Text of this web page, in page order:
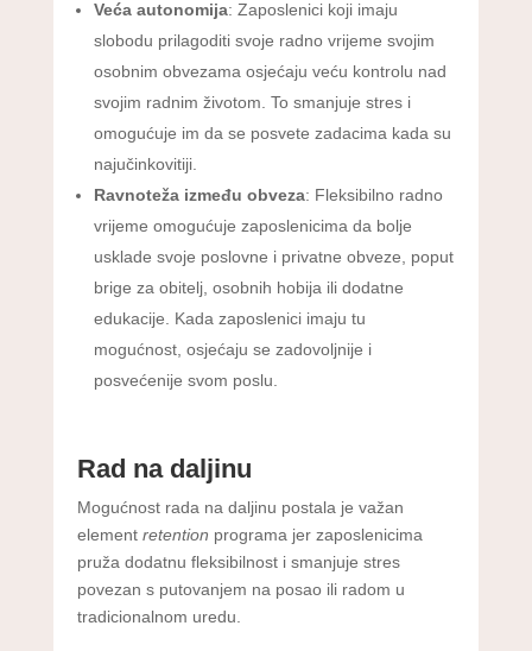
Veća autonomija: Zaposlenici koji imaju
slobodu prilagoditi svoje radno vrijeme svojim
osobnim obvezama osjećaju veću kontrolu nad
svojim radnim životom. To smanjuje stres i
omogućuje im da se posvete zadacima kada su
najučinkovitiji.
Ravnoteža između obveza: Fleksibilno radno
vrijeme omogućuje zaposlenicima da bolje
usklade svoje poslovne i privatne obveze, poput
brige za obitelj, osobnih hobija ili dodatne
edukacije. Kada zaposlenici imaju tu
mogućnost, osjećaju se zadovoljnije i
posvećenije svom poslu.
Rad na daljinu
Mogućnost rada na daljinu postala je važan
element retention programa jer zaposlenicima
pruža dodatnu fleksibilnost i smanjuje stres
povezan s putovanjem na posao ili radom u
tradicionalnom uredu.